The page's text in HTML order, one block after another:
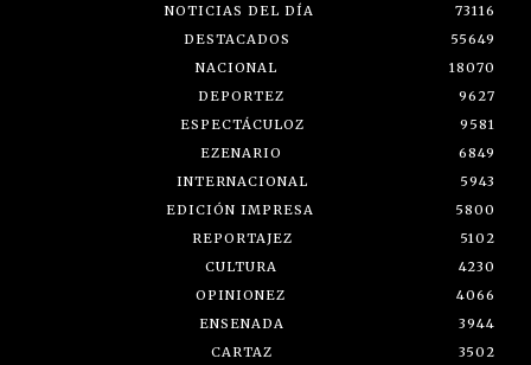
NOTICIAS DEL DÍA
73116
DESTACADOS
55649
NACIONAL
18070
DEPORTEZ
9627
ESPECTÁCULOZ
9581
EZENARIO
6849
INTERNACIONAL
5943
EDICIÓN IMPRESA
5800
REPORTAJEZ
5102
CULTURA
4230
OPINIONEZ
4066
ENSENADA
3944
CARTAZ
3502